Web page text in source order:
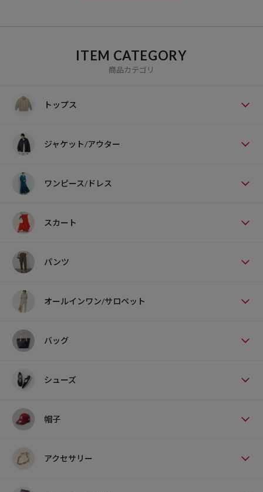
ITEM CATEGORY
商品カテゴリ
トップス
ジャケット/アウター
ワンピース/ドレス
スカート
パンツ
オールインワン/サロペット
バッグ
シューズ
帽子
アクセサリー